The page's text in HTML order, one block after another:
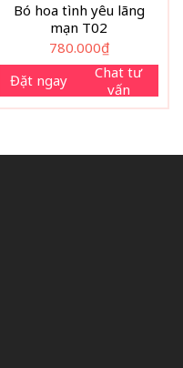
Bó hoa tình yêu lãng
mạn T02
780.000₫
Đặt ngay
Chat tư
vấn